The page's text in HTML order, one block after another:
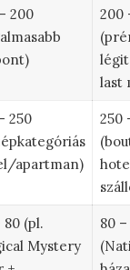
200
200
last
250
apartman)
250
80 (pl.
Mystery
80 –